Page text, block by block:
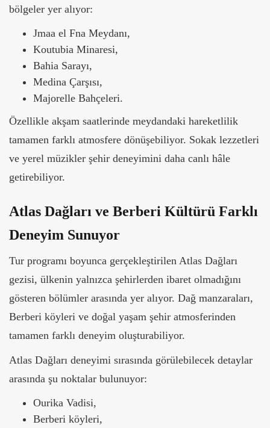
bölgeler yer alıyor:
Jmaa el Fna Meydanı,
Koutubia Minaresi,
Bahia Sarayı,
Medina Çarşısı,
Majorelle Bahçeleri.
Özellikle akşam saatlerinde meydandaki hareketlilik
tamamen farklı atmosfere dönüşebiliyor. Sokak lezzetleri
ve yerel müzikler şehir deneyimini daha canlı hâle
getirebiliyor.
Atlas Dağları ve Berberi Kültürü Farklı
Deneyim Sunuyor
Tur programı boyunca gerçekleştirilen Atlas Dağları
gezisi, ülkenin yalnızca şehirlerden ibaret olmadığını
gösteren bölümler arasında yer alıyor. Dağ manzaraları,
Berberi köyleri ve doğal yaşam şehir atmosferinden
tamamen farklı deneyim oluşturabiliyor.
Atlas Dağları deneyimi sırasında görülebilecek detaylar
arasında şu noktalar bulunuyor:
Ourika Vadisi,
Berberi köyleri,